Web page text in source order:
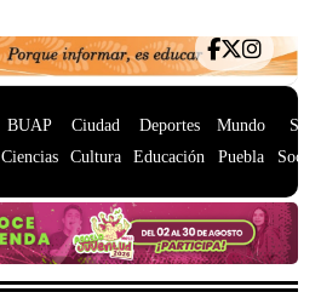
BUAP
Ciencias
Ciudad
Cultura
Deportes
Educación
Mundo
Puebla